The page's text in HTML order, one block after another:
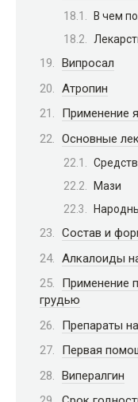
В чем
Випросал
Атропин
Применение
Основные
Мази
Состав и
Алкалоиды
Применение
грудью
Препараты
Первая
Випералгин